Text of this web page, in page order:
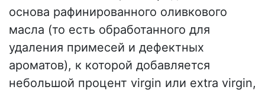
основа рафинированного оливкового
масла (то есть обработанного для
удаления примесей и дефектных
ароматов), к которой добавляется
небольшой процент virgin или extra virgin,